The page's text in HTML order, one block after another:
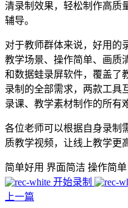
清录制效果，轻松制作高质
辅导。
对于教师群体来说，好用的
教学场景、操作简单、画质
和数据蛙录屏软件，覆盖了
录制的全部需求，两款工具
录课、教学素材制作的所有
各位老师可以根据自身录制
质教学视频，让线上教学更
简单好用 界面简洁 操作简单
开始录制
上一篇